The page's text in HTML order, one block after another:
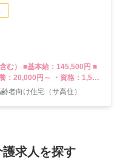
円 ■
：20,000円～ ・資格：1,500
3,000円～ ・皆勤手当：
者向け住宅（サ高住）
求人を探す